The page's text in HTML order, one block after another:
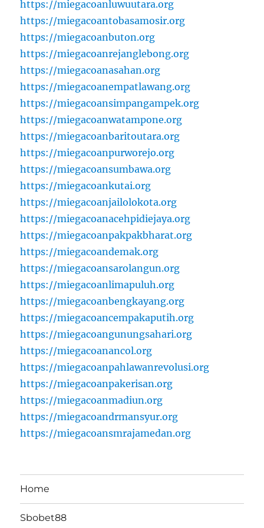
https://miegacoanluwuutara.org
https://miegacoantobasamosir.org
https://miegacoanbuton.org
https://miegacoanrejanglebong.org
https://miegacoanasahan.org
https://miegacoanempatlawang.org
https://miegacoansimpangampek.org
https://miegacoanwatampone.org
https://miegacoanbaritoutara.org
https://miegacoanpurworejo.org
https://miegacoansumbawa.org
https://miegacoankutai.org
https://miegacoanjailolokota.org
https://miegacoanacehpidiejaya.org
https://miegacoanpakpakbharat.org
https://miegacoandemak.org
https://miegacoansarolangun.org
https://miegacoanlimapuluh.org
https://miegacoanbengkayang.org
https://miegacoancempakaputih.org
https://miegacoangunungsahari.org
https://miegacoanancol.org
https://miegacoanpahlawanrevolusi.org
https://miegacoanpakerisan.org
https://miegacoanmadiun.org
https://miegacoandrmansyur.org
https://miegacoansmrajamedan.org
Home
Sbobet88